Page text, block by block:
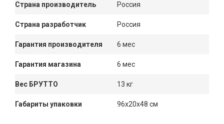
Страна производитель Россия
Страна разработчик Россия
Гарантия производителя 6 мес
Гарантия магазина 6 мес
Вес БРУТТО 13 кг
Габариты упаковки 96x20x48 см